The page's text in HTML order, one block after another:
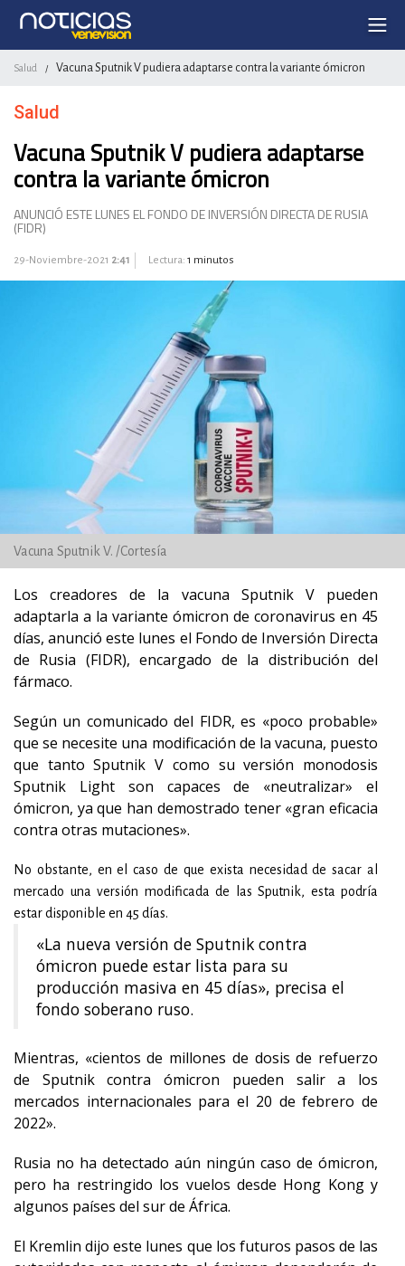
Salud / Vacuna Sputnik V pudiera adaptarse contra la variante ómicron
Salud
Vacuna Sputnik V pudiera adaptarse
contra la variante ómicron
ANUNCIÓ ESTE LUNES EL FONDO DE INVERSIÓN DIRECTA DE RUSIA
(FIDR)
29-Noviembre-2021 2:41 Lectura: 1 minutos
Vacuna Sputnik V. /Cortesía
Los creadores de la vacuna Sputnik V pueden
adaptarla a la variante ómicron de coronavirus en 45
días, anunció este lunes el Fondo de Inversión Directa
de Rusia (FIDR), encargado de la distribución del
fármaco.
Según un comunicado del FIDR, es «poco probable»
que se necesite una modificación de la vacuna, puesto
que tanto Sputnik V como su versión monodosis
Sputnik Light son capaces de «neutralizar» el
ómicron, ya que han demostrado tener «gran eficacia
contra otras mutaciones».
No obstante, en el caso de que exista necesidad de sacar al
mercado una versión modificada de las Sputnik, esta podría
estar disponible en 45 días.
«La nueva versión de Sputnik contra
ómicron puede estar lista para su
producción masiva en 45 días», precisa el
fondo soberano ruso.
Mientras, «cientos de millones de dosis de refuerzo
de Sputnik contra ómicron pueden salir a los
mercados internacionales para el 20 de febrero de
2022».
Rusia no ha detectado aún ningún caso de ómicron,
pero ha restringido los vuelos desde Hong Kong y
algunos países del sur de África.
El Kremlin dijo este lunes que los futuros pasos de las